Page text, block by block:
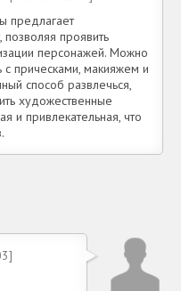
предлагает
позволяя проявить
персонажей. Можно
с прическами, макияжем и
способ развлечься,
художественные
и привлекательная, что